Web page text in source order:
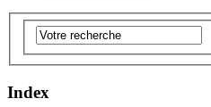
Index